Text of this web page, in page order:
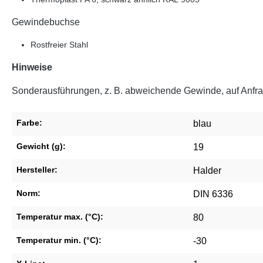
Gewindebuchse
Rostfreier Stahl
Hinweise
Sonderausführungen, z. B. abweichende Gewinde, auf
Farbe: blau
Gewicht (g): 19
Hersteller: Halder
Norm: DIN 6336
Temperatur max. (°C): 80
Temperatur min. (°C): -30